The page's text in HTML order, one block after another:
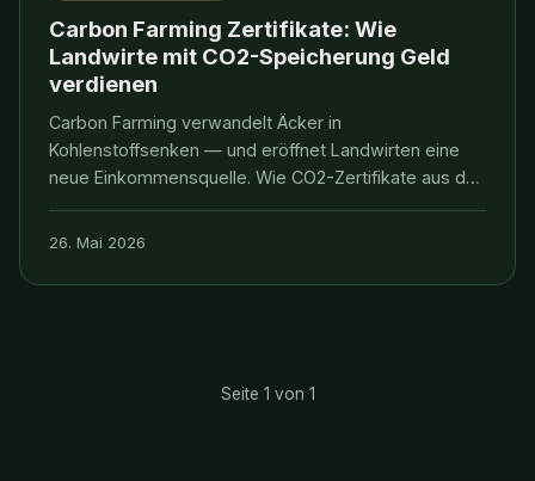
Carbon Farming Zertifikate: Wie
Landwirte mit CO2-Speicherung Geld
verdienen
Carbon Farming verwandelt Äcker in
Kohlenstoffsenken — und eröffnet Landwirten eine
neue Einkommensquelle. Wie CO2-Zertifikate aus der
26. Mai 2026
Seite 1 von 1